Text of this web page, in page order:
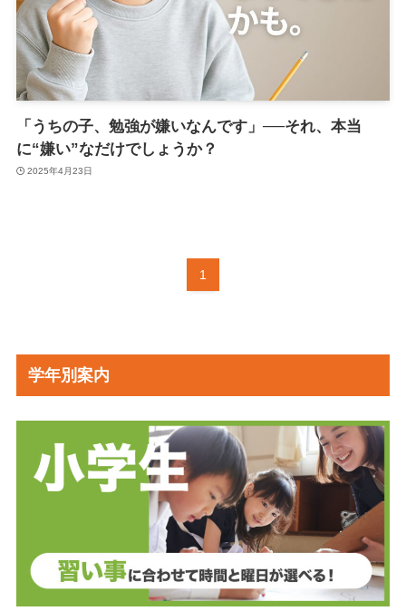
「うちの子、勉強が嫌いなんです」──それ、本当
に“嫌い”なだけでしょうか？
2025年4月23日
1
学年別案内